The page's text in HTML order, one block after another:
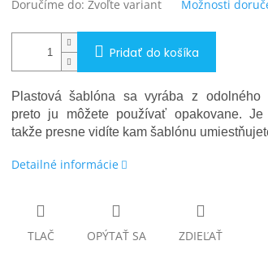
Doručíme do: Zvoľte variant Možnosti
Pridať do košíka
Plastová šablóna sa vyrába z odolného
preto ju môžete používať opakovane. Je
takže presne vidíte kam šablónu
Detailné informácie
TLAČ OPÝTAŤ SA ZDIEĽAŤ